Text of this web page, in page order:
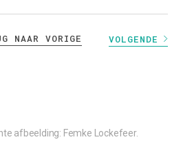
NAAR VORIGE VOLGENDE
afbeelding: Femke Lockefeer.